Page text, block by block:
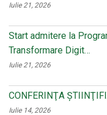
Iulie 21, 2026
Start admitere la
Transformare Digit…
Iulie 21, 2026
CONFERINŢA
Iulie 14, 2026